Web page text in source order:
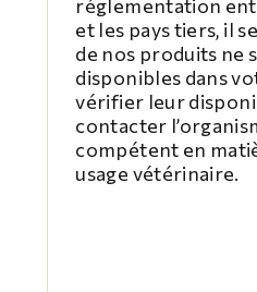
réglementation
et les pays tiers, il
de nos produits ne
disponibles dans
vérifier leur
contacter
compétent en
usage vétérinaire.